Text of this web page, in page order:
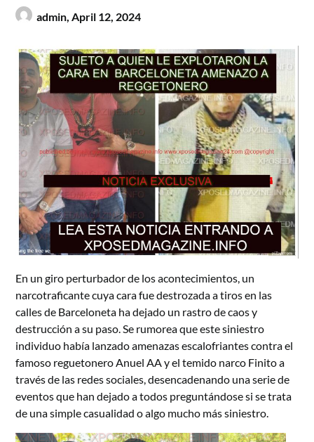
admin,April 12, 2024
En un giro perturbador de los acontecimientos, un
narcotraficante cuya cara fue destrozada a tiros en las
calles de Barceloneta ha dejado un rastro de caos y
destrucción a su paso. Se rumorea que este siniestro
individuo había lanzado amenazas escalofriantes contra el
famoso reguetonero Anuel AA y el temido narco Finito a
través de las redes sociales, desencadenando una serie de
eventos que han dejado a todos preguntándose si se trata
de una simple casualidad o algo mucho más siniestro.